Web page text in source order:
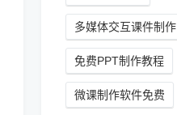
多媒体交互课件制作
免费PPT制作教程
微课制作软件免费